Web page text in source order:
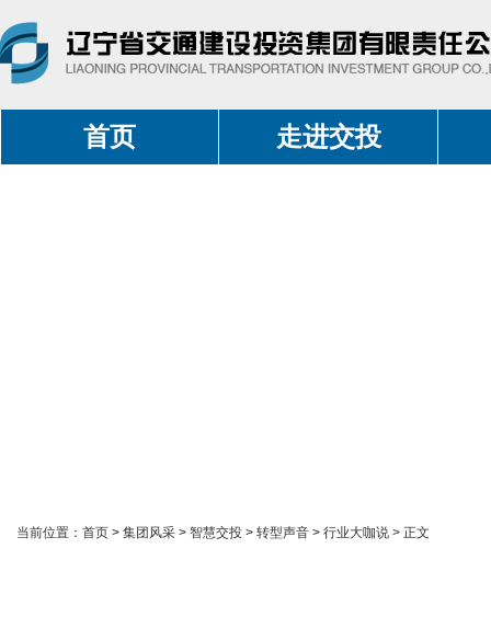
首页 走进交投
当前位置： 首页 > 集团风采 > 智慧交投 > 转型声音 > 行业大咖说 > 正文